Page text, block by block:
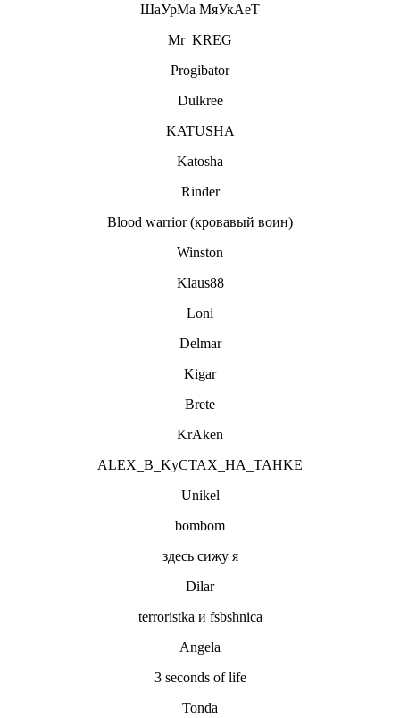
ШаУрМа МяУкАеТ
Mr_KREG
Progibator
Dulkree
KATUSHA
Katosha
Rinder
Blood warrior (кровавый воин)
Winston
Klaus88
Loni
Delmar
Kigar
Brete
KrAken
ALEX_B_KyCTAX_HA_TAHKE
Unikel
bombom
здесь сижу я
Dilar
terroristka и fsbshnica
Angela
3 seconds of life
Tonda